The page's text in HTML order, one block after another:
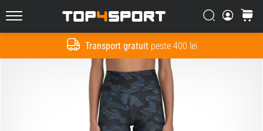
Transport gratuitpeste 400 lei
Top4Sport.ro Căutare
Cos